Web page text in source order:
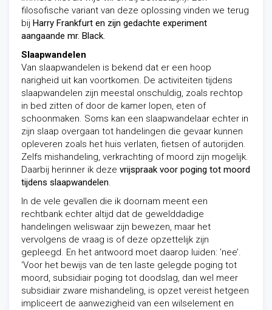
filosofische variant van deze oplossing vinden we terug
bij Harry Frankfurt en zijn gedachte experiment
aangaande mr. Black.
Slaapwandelen
Van slaapwandelen is bekend dat er een hoop
narigheid uit kan voortkomen. De activiteiten tijdens
slaapwandelen zijn meestal onschuldig, zoals rechtop
in bed zitten of door de kamer lopen, eten of
schoonmaken. Soms kan een slaapwandelaar echter in
zijn slaap overgaan tot handelingen die gevaar kunnen
opleveren zoals het huis verlaten, fietsen of autorijden.
Zelfs mishandeling, verkrachting of moord zijn mogelijk.
Daarbij herinner ik deze vrijspraak voor poging tot moord
tijdens slaapwandelen.
In de vele gevallen die ik doornam meent een
rechtbank echter altijd dat de gewelddadige
handelingen weliswaar zijn bewezen, maar het
vervolgens de vraag is of deze opzettelijk zijn
gepleegd. En het antwoord moet daarop luiden: ’nee’.
‘Voor het bewijs van de ten laste gelegde poging tot
moord, subsidiair poging tot doodslag, dan wel meer
subsidiair zware mishandeling, is opzet vereist hetgeen
impliceert de aanwezigheid van een wilselement en